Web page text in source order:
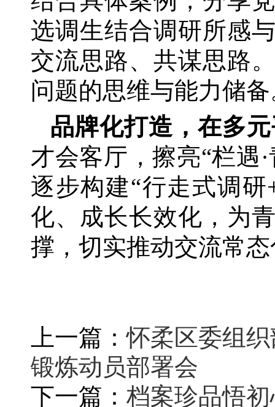
选调生结合调研所感
交流思路、共谋思路
问题的思维与能力储
品牌化打造，在多
才会客厅，擦亮“栏遇
逐步构建“行走式调
化、成长长效化，为
撑，切实推动交流常
上一篇：怀柔区委组
锻炼动员部署会
下一篇： 档案珍品悟